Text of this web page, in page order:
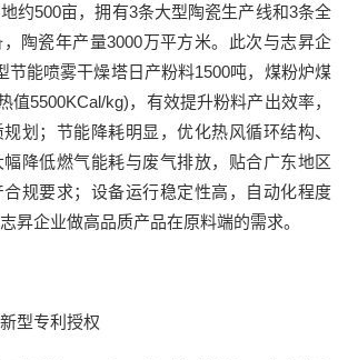
约500亩，拥有3条大型陶瓷生产线和3条全
陶瓷年产量3000万平方米。此次与志昇企
节能喷雾干燥塔日产粉料1500吨，煤粉炉煤
值5500KCal/kg)，有效提升粉料产出效率，
划；节能降耗明显，优化热风循环结构、
降低燃气能耗与废气排放，贴合广东地区
规要求；设备运行稳定性高，自动化程度
昇企业做高品质产品在原料端的需求。
型专利授权